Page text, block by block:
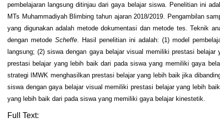
pembelajaran langsung ditinjau dari gaya belajar siswa. Penelitian ini
MTs Muhammadiyah Blimbing tahun ajaran 2018/2019. Pengambilan
yang digunakan adalah metode dokumentasi dan metode tes. Teknik
dengan metode Scheffe . Hasil penelitian ini adalah: (1) model
langsung; (2) siswa dengan gaya belajar visual memiliki prestasi
prestasi belajar yang lebih baik dari pada siswa yang memiliki gaya
strategi IMWK menghasilkan prestasi belajar yang lebih baik jika
siswa dengan gaya belajar visual memiliki prestasi belajar yang lebih
yang lebih baik dari pada siswa yang memiliki gaya belajar kinestetik.
Full Text: